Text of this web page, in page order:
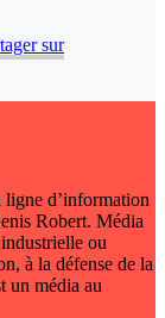
sur
ligne d’information
Robert. Média
ou
à la défense de la
un média au